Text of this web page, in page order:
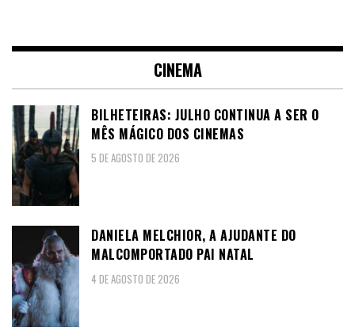
CINEMA
BILHETEIRAS: JULHO CONTINUA A SER O
MÊS MÁGICO DOS CINEMAS
5 DE AGOSTO DE 2026
DANIELA MELCHIOR, A AJUDANTE DO
MALCOMPORTADO PAI NATAL
4 DE AGOSTO DE 2026